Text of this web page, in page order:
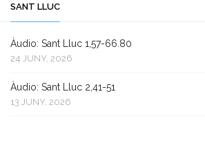
SANT LLUC
Àudio: Sant Lluc 1,57-66.80
24 JUNY, 2026
Àudio: Sant Lluc 2,41-51
13 JUNY, 2026